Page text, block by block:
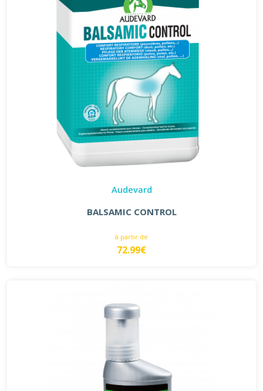
Audevard
BALSAMIC CONTROL
à partir de
72.99€